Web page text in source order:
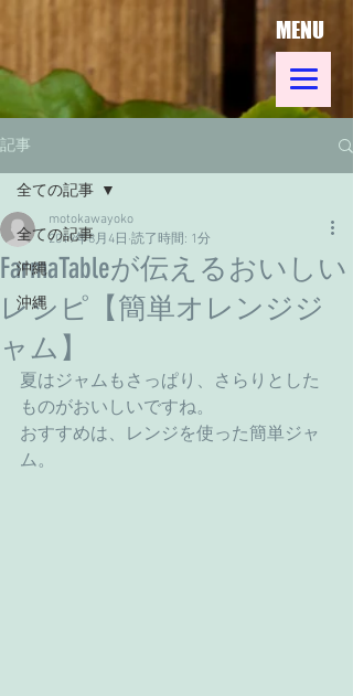
MENU
記事
全ての記事
沖縄
沖縄
全ての記事
FarmaTableが伝えるおいしい
レシピ【簡単オレンジジ
ャム】
motokawayoko
2019年8月4日 読了時間: 1分
夏はジャムもさっぱり、さらりとした
ものがおいしいですね。
おすすめは、レンジを使った簡単ジャ
ム。